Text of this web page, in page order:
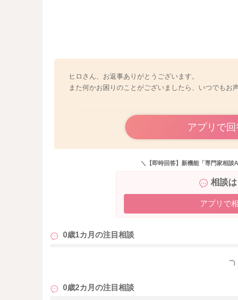
ヒロさん、お返事ありがとうございます。
また何かお困りのことがございましたら、いつでもお
アプリで
＼【即時回答】新機能「専門家相談
相談
アプリで
0歳1カ月の注目相談
もっと
0歳2カ月の注目相談